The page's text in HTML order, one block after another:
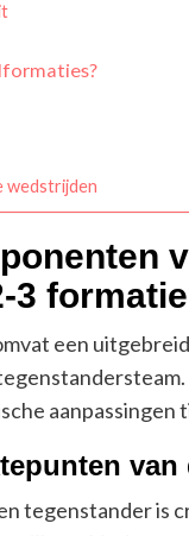
wedstrijden
3
een
aanpassingen
van
tegenstander is